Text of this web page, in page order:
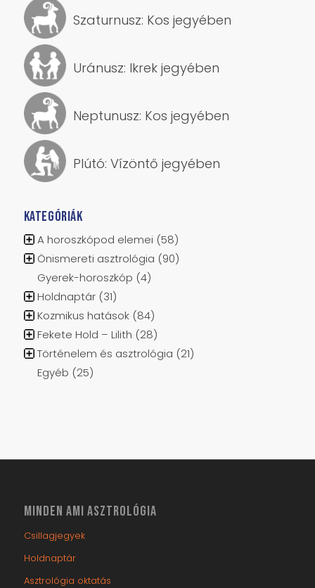
Szaturnusz: Kos jegyében
Uránusz: Ikrek jegyében
Neptunusz: Kos jegyében
Plútó: Vízöntő jegyében
KATEGÓRIÁK
A horoszkópod elemei (58)
Önismereti asztrológia (90)
Gyerek-horoszkóp (4)
Holdnaptár(31)
Kozmikus hatások(84)
Fekete Hold – Lilith (28)
Történelem és asztrológia (21)
Egyéb (25)
MINDEN AMI ASZTROLÓGIA
Csillagjegyek
Holdnaptár
Asztrológia oktatás